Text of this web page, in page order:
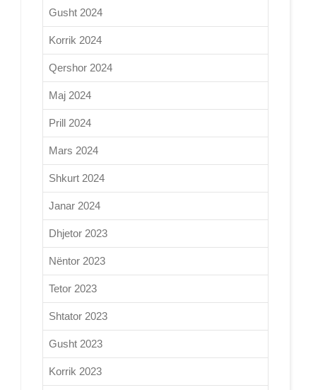
Gusht 2024
Korrik 2024
Qershor 2024
Maj 2024
Prill 2024
Mars 2024
Shkurt 2024
Janar 2024
Dhjetor 2023
Nëntor 2023
Tetor 2023
Shtator 2023
Gusht 2023
Korrik 2023